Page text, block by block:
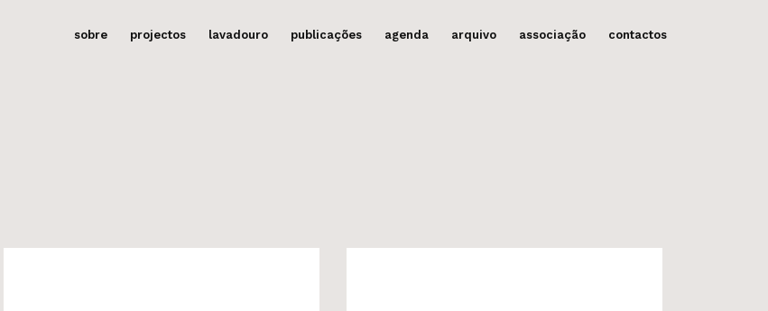
sobre projectos lavadouro publicações agenda arquivo associação contactos